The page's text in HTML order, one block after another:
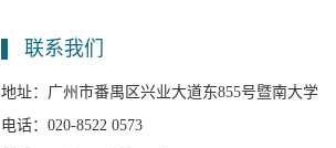
联系我们
地址： 广州市番禺区兴业大道东855号暨南大学
电话： 020-8522 0573